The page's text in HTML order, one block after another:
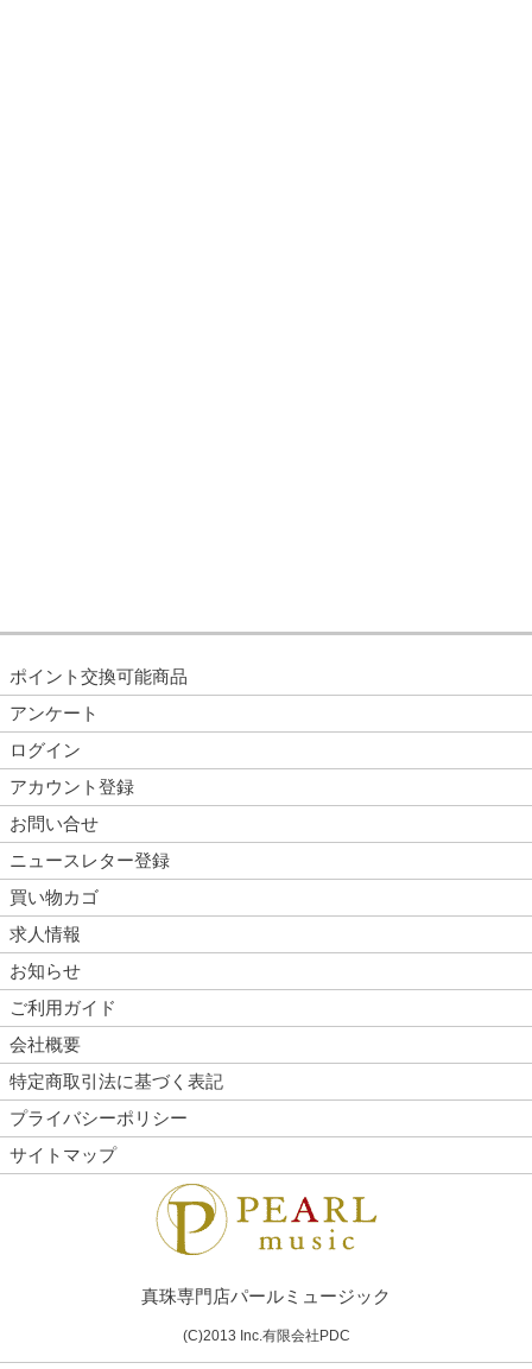
ポイント交換可能商品
アンケート
ログイン
アカウント登録
お問い合せ
ニュースレター登録
買い物カゴ
求人情報
お知らせ
ご利用ガイド
会社概要
特定商取引法に基づく表記
プライバシーポリシー
サイトマップ
真珠専門店パールミュージック
(C)2013 Inc.有限会社PDC